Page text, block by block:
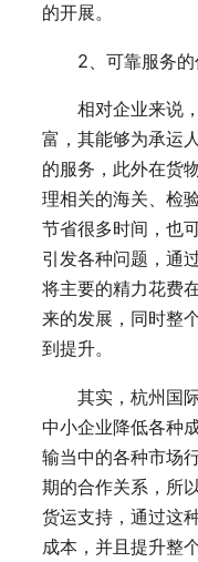
的开展。
2、可靠服务
相对企业来说
富，其能够为承运
的服务，此外在货
理相关的海关、检
节省很多时间，也
引发各种问题，通
将主要的精力花费
来的发展，同时整
到提升。
其实，杭州国
中小企业降低各种
输当中的各种市场
期的合作关系，所
货运支持，通过这
成本，并且提升整